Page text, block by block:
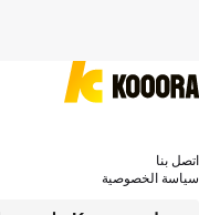
اتصل بنا
سياسة الخصوصية